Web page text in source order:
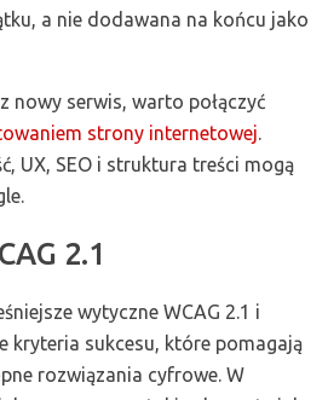
a nie dodawana na końcu jako
nowy serwis, warto połączyć
strony internetowej.
UX, SEO i struktura treści mogą
2.1
wytyczne WCAG 2.1 i
kryteria sukcesu, które pomagają
rozwiązania cyfrowe. W